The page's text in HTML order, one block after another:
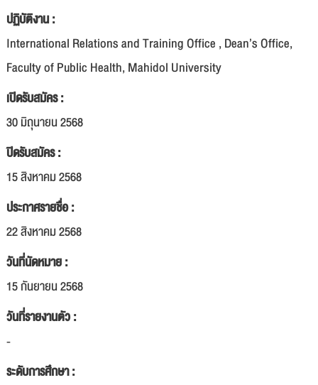
ปฏิบัติงาน :
International Relations and Training Office , Dean’s Office,
Faculty of Public Health, Mahidol University
เปิดรับสมัคร :
30 มิถุนายน 2568
ปิดรับสมัคร :
15 สิงหาคม 2568
ประกาศรายชื่อ :
22 สิงหาคม 2568
วันที่นัดหมาย :
15 กันยายน 2568
วันที่รายงานตัว :
-
ระดับการศึกษา :